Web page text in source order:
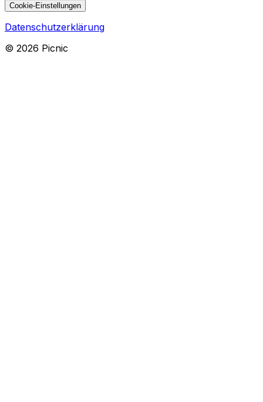
Cookie-Einstellungen
Datenschutzerklärung
© 2026 Picnic